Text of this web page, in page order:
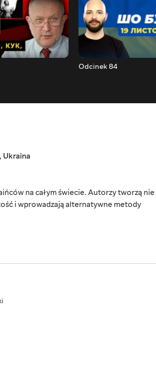
Odcinek 84
, Ukraina
na całym świecie. Autorzy tworzą nie
i wprowadzają alternatywne metody